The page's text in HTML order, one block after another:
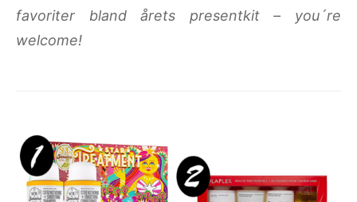
favoriter bland årets presentkit – you´re
welcome!